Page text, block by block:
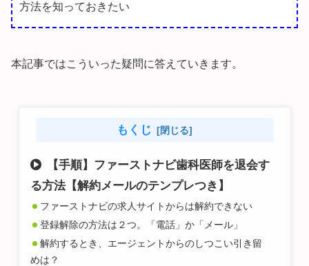
方法を知っておきたい
本記事ではこういった疑問に答えていきます。
もくじ
【手順】ファーストナビ歯科医師を退会す
る方法【解約メールのテンプレつき】
ファーストナビの求人サイトからは解約できない
登録解除の方法は２つ。「電話」か「メール」
解約するとき、エージェントからのしつこい引き留
めは？